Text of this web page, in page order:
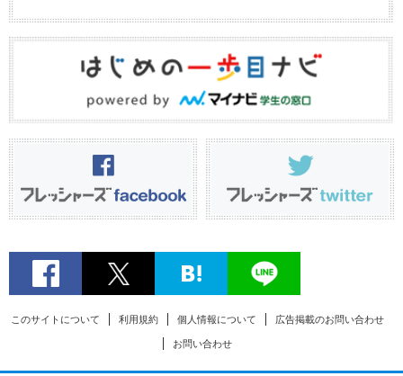
このサイトについて 利用規約 個人情報について 広告掲載のお問い合わせ
お問い合わせ